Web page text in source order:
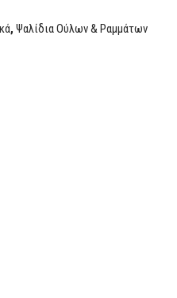
,Ψαλίδια Ούλων & Ραμμάτων